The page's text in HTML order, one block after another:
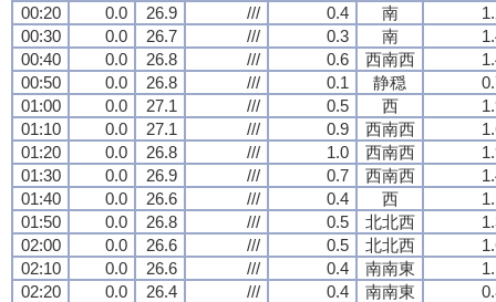
00:20
0.0 26.9 /// 0.4 南
00:30
0.0 26.7 /// 0.3 南
00:40
0.0 26.8 /// 0.6 西南西
00:50
0.0 26.8 /// 0.1 静穏
01:00
0.0 27.1 /// 0.5 西
01:10
0.0 27.1 /// 0.9 西南西
01:20
0.0 26.8 /// 1.0 西南西
01:30
0.0 26.9 /// 0.7 西南西
01:40
0.0 26.6 /// 0.4 西
01:50
0.0 26.8 /// 0.5 北北西
02:00
0.0 26.6 /// 0.5 北北西
02:10
0.0 26.6 /// 0.4 南南東
02:20
0.0 26.4 /// 0.4 南南東